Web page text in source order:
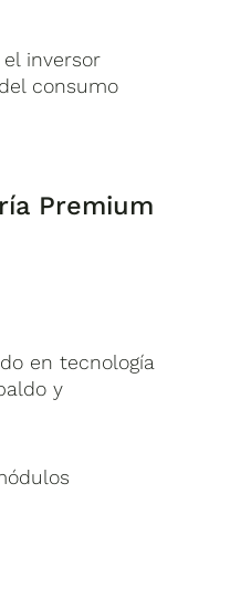
el inversor
consumo
Premium
en tecnología
y